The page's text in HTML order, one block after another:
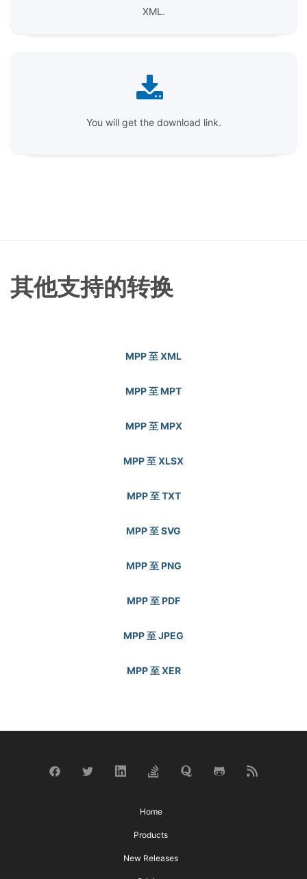
XML.
You will get the download link.
其他支持的转换
MPP 至 XML
MPP 至 MPT
MPP 至 MPX
MPP 至 XLSX
MPP 至 TXT
MPP 至 SVG
MPP 至 PNG
MPP 至 PDF
MPP 至 JPEG
MPP 至 XER
Home
Products
New Releases